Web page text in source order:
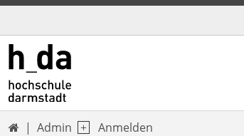
 Admin Anmelden